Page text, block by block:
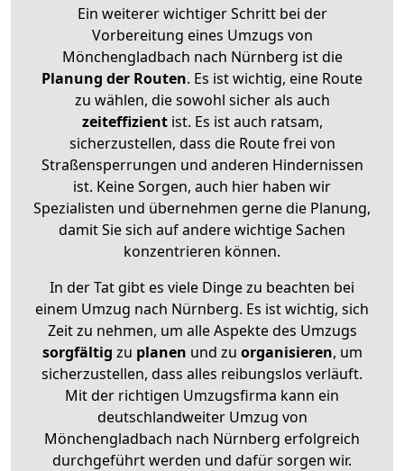
Ein weiterer wichtiger Schritt bei der
Vorbereitung eines Umzugs von
Mönchengladbach nach Nürnberg ist die
Planung der Routen. Es ist wichtig, eine Route
zu wählen, die sowohl sicher als auch
zeiteffizientist. Es ist auch ratsam,
sicherzustellen, dass die Route frei von
Straßensperrungen und anderen Hindernissen
ist. Keine Sorgen, auch hier haben wir
Spezialisten und übernehmen gerne die Planung,
damit Sie sich auf andere wichtige Sachen
konzentrieren können.
In der Tat gibt es viele Dinge zu beachten bei
einem Umzug nach Nürnberg. Es ist wichtig, sich
Zeit zu nehmen, um alle Aspekte des Umzugs
sorgfältig zu planen und zu organisieren, um
sicherzustellen, dass alles reibungslos verläuft.
Mit der richtigen Umzugsfirma kann ein
deutschlandweiter Umzug von
Mönchengladbach nach Nürnberg erfolgreich
durchgeführt werden und dafür sorgen wir.